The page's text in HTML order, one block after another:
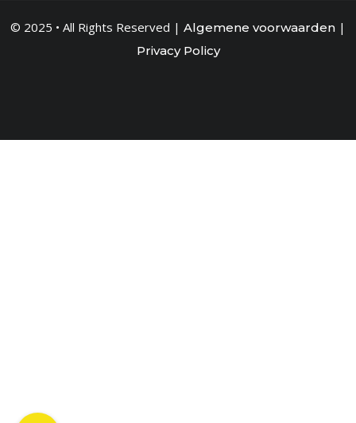
© 2025 • All Rights Reserved | Algemene voorwaarden |
Privacy Policy